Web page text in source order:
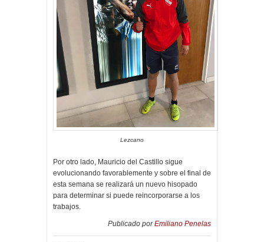
Lezcano
Por otro lado, Mauricio del Castillo sigue
evolucionando favorablemente y sobre el final de
esta semana se realizará un nuevo hisopado
para determinar si puede reincorporarse a los
trabajos.
Publicado porEmiliano Penelas